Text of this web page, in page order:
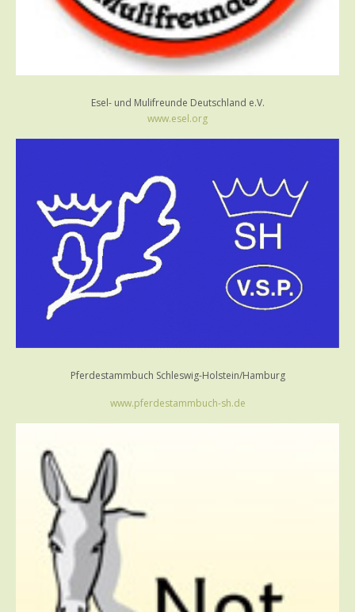
Esel- und Mulifreunde Deutschland e.V.
www.esel.org
Pferdestammbuch Schleswig-Holstein/Hamburg
www.pferdestammbuch-sh.de